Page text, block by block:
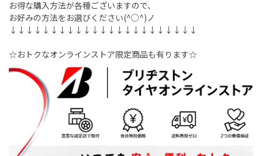
お得な購入方法が各種ございますので、
お好みの方法をお選びください(^○^)ノ
↓↓↓↓↓↓↓↓↓↓↓↓↓↓↓↓↓↓↓↓↓↓↓
☆おトクなオンラインストア限定商品も有ります☆